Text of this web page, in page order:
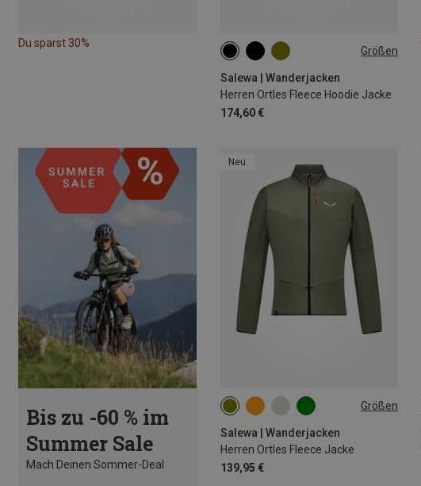
Du sparst 30%
Größen
Salewa | Wanderjacken
Herren Ortles Fleece Hoodie Jacke
174,60 €
S M L
Bis zu -60 % im
Summer Sale
Mach Deinen Sommer-Deal
Neu
Größen
Salewa | Wanderjacken
Herren Ortles Fleece Jacke
139,95 €
S M L XL